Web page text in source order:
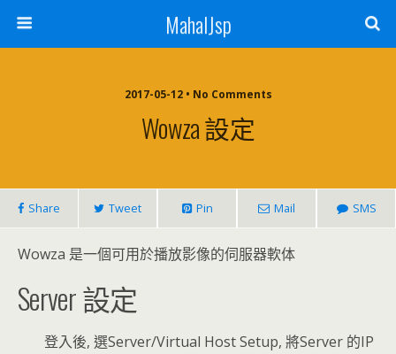
MahalJsp
2017-05-12 • No Comments
Wowza 設定
Share Tweet Pin Mail SMS
Wowza 是一個可用於播放影像的伺服器軟体
Server 設定
登入後, 選Server/Virtual Host Setup, 將Server 的IP